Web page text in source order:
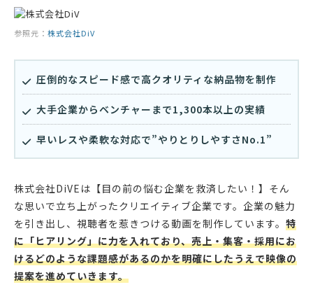
参照元： 株式会社DiV
圧倒的なスピード感で高クオリティな納品物を制作
大手企業からベンチャーまで1,300本以上の実績
早いレスや柔軟な対応で”やりとりしやすさNo.1”
株式会社DiVEは【目の前の悩む企業を救済したい！】そん
な思いで立ち上がったクリエイティブ企業です。企業の魅力
を引き出し、視聴者を惹きつける動画を制作しています。 特
に「ヒアリング」に力を入れており、売上・集客・採用にお
けるどのような課題感があるのかを明確にしたうえで映像の
提案を進めていきます。